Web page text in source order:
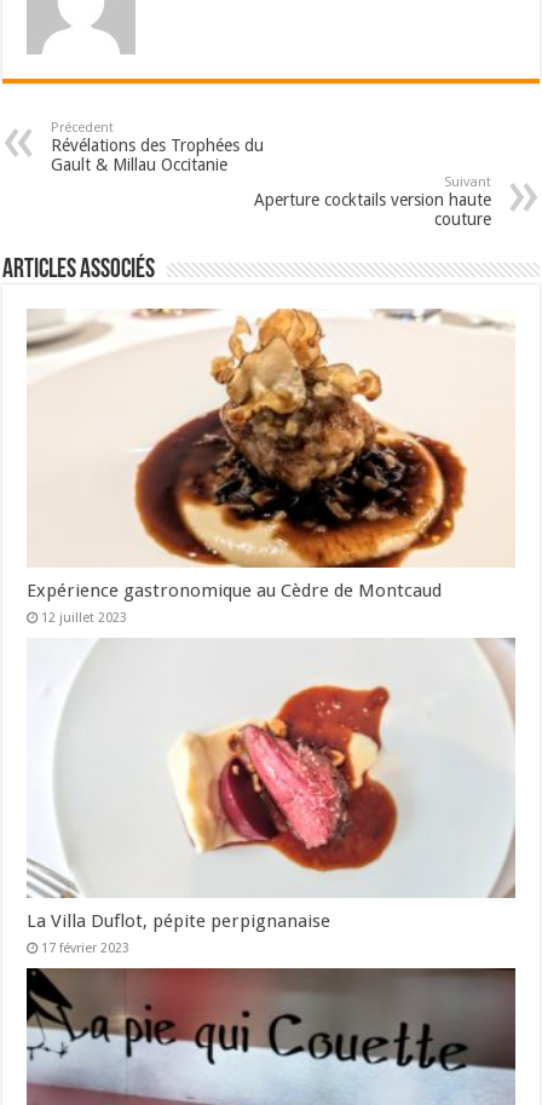
Précedent
Révélations des Trophées du
Gault & Millau Occitanie
Suivant
Aperture cocktails version haute
couture
Articles associés
Expérience gastronomique au Cèdre de Montcaud
12 juillet 2023
La Villa Duflot, pépite perpignanaise
17 février 2023